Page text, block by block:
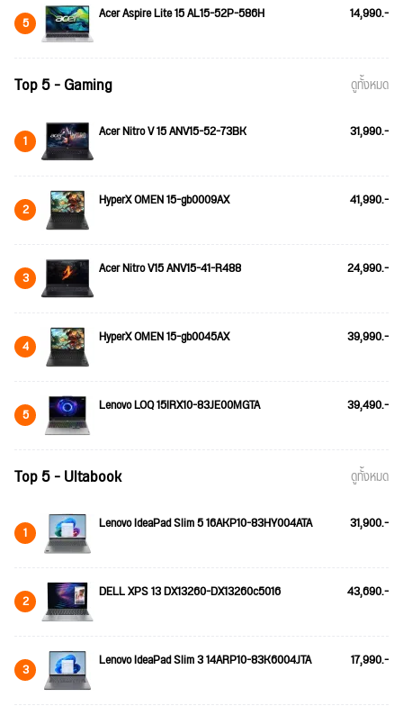
5 Acer Aspire Lite 15 AL15-52P-586H 14,990.-
Top 5 - Gaming ดูทั้งหมด
1 Acer Nitro V 15 ANV15-52-73BK 31,990.-
2 HyperX OMEN 15-gb0009AX 41,990.-
3 Acer Nitro V15 ANV15-41-R488 24,990.-
4 HyperX OMEN 15-gb0045AX 39,990.-
5 Lenovo LOQ 15IRX10-83JE00MGTA 39,490.-
Top 5 - Ultabook ดูทั้งหมด
1 Lenovo IdeaPad Slim 5 16AKP10-83HY004ATA 31,900.-
2 DELL XPS 13 DX13260-DX13260c5016 43,690.-
3 Lenovo IdeaPad Slim 3 14ARP10-83K6004JTA 17,990.-